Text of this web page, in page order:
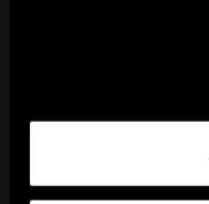
CONTENIDO